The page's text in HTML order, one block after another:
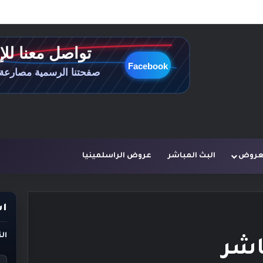
البث المباشر عروض الراسلمينيا